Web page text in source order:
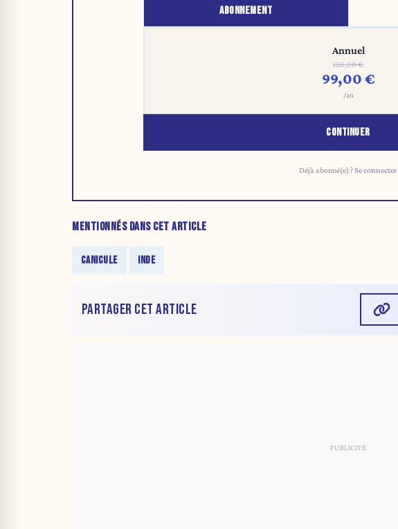
ABONNEMENT
Annuel
120,00 €
99,00 €
/an
CONTINUER
Déjà abonné(e) ?Se connecter
MENTIONNÉS DANS CET ARTICLE
CANICULE INDE
PARTAGER CET ARTICLE